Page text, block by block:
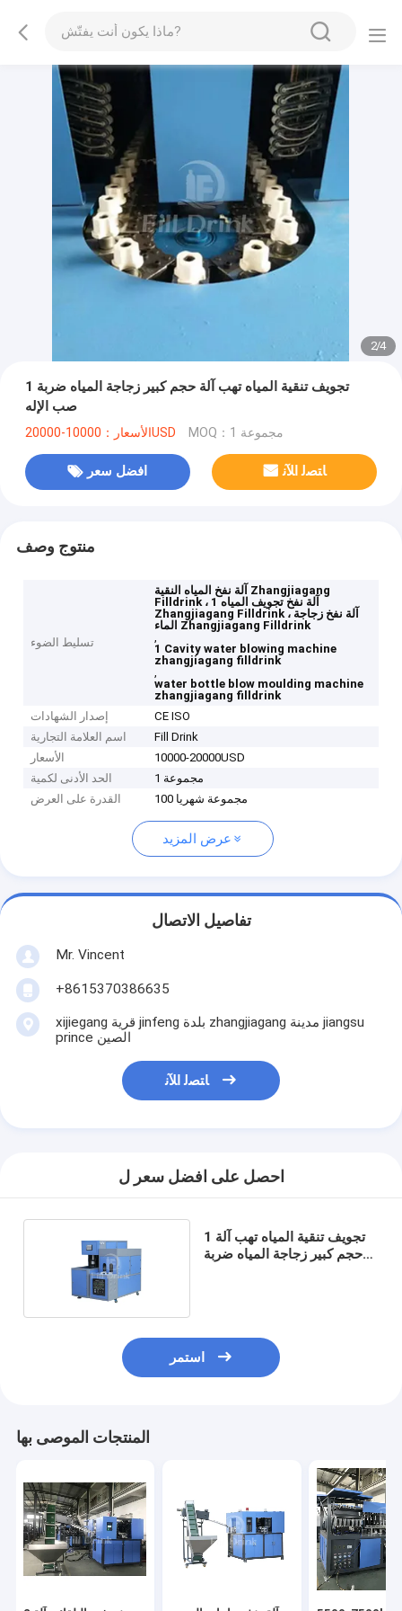
2/4
1 تجويف تنقية المياه تهب آلة حجم كبير زجاجة المياه ضربة
صب الإله
الأسعار：10000-20000USD MOQ：1 مجموعة
افضل سعر ﺎﺘﺼﻟ ﺍﻶﻧ
منتوج وصف
تسليط الضوء
آلة نفخ المياه النقية Zhangjiagang
Filldrink ، 1 آلة نفخ تجويف المياه
Zhangjiagang Filldrink ، آلة نفخ زجاجة
الماء Zhangjiagang Filldrink
,
1 Cavity water blowing machine
zhangjiagang filldrink
,
water bottle blow moulding machine
zhangjiagang filldrink
إصدار الشهادات
CE ISO
اسم العلامة التجارية
Fill Drink
الأسعار
10000-20000USD
الحد الأدنى لكمية
1 مجموعة
القدرة على العرض
100 مجموعة شهريا
عرض المزيد
تفاصيل الاتصال
Mr. Vincent
+8615370386635
xijiegang قرية jinfeng بلدة zhangjiagang مدينة jiangsu
prince الصين
ﺎﺘﺼﻟ ﺍﻶﻧ
احصل على افضل سعر ل
1 تجويف تنقية المياه تهب آلة
حجم كبير زجاجة المياه ضربة
استمر
المنتجات الموصى بها